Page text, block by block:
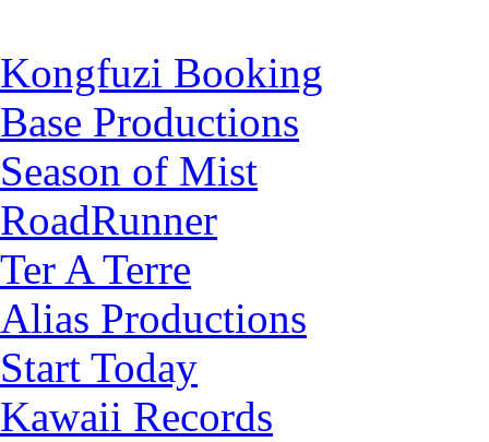
Kongfuzi Booking
Base Productions
Season of Mist
RoadRunner
Ter A Terre
Alias Productions
Start Today
Kawaii Records